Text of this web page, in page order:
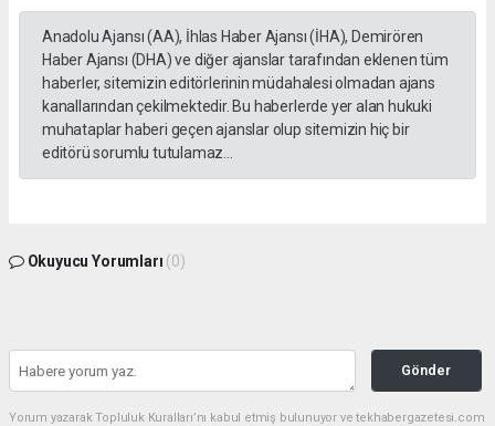
Anadolu Ajansı (AA), İhlas Haber Ajansı (İHA), Demirören
Haber Ajansı (DHA) ve diğer ajanslar tarafından eklenen tüm
haberler, sitemizin editörlerinin müdahalesi olmadan ajans
kanallarından çekilmektedir. Bu haberlerde yer alan hukuki
muhataplar haberi geçen ajanslar olup sitemizin hiç bir
editörü sorumlu tutulamaz...
Okuyucu Yorumları (0)
Gönder
Yorum yazarak Topluluk Kuralları’nı kabul etmiş bulunuyor ve tekhabergazetesi.com